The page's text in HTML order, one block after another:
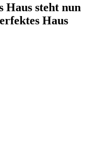
Haus steht nun
Haus